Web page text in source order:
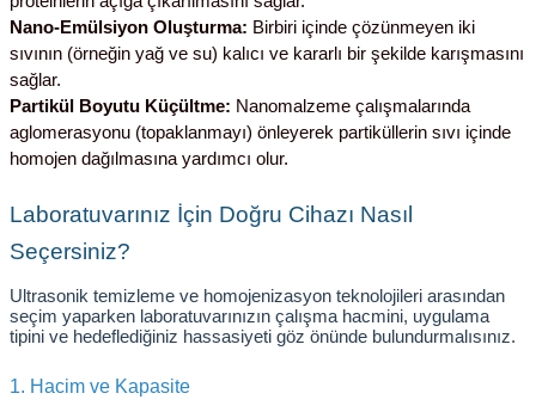
Nano-Emülsiyon Oluşturma: Birbiri içinde çözünmeyen iki
sıvının (örneğin yağ ve su) kalıcı ve kararlı bir şekilde karışmasını
sağlar.
Partikül Boyutu Küçültme: Nanomalzeme çalışmalarında
aglomerasyonu (topaklanmayı) önleyerek partiküllerin sıvı içinde
homojen dağılmasına yardımcı olur.
Laboratuvarınız İçin Doğru Cihazı Nasıl
Seçersiniz?
Ultrasonik temizleme ve homojenizasyon teknolojileri arasından
seçim yaparken laboratuvarınızın çalışma hacmini, uygulama
tipini ve hedeflediğiniz hassasiyeti göz önünde bulundurmalısınız.
1. Hacim ve Kapasite